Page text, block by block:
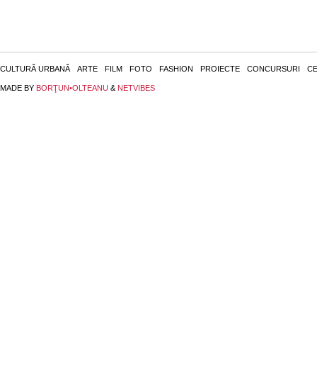
CULTURĂ URBANĂ ARTE FILM FOTO FASHION PROIECTE CONCURSURI
MADE BY BORŢUN•OLTEANU & NETVIBES